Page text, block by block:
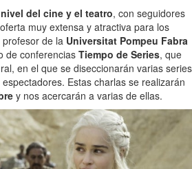
del cine y el teatro, con seguidores
muy extensa y atractiva para los
de la Universitat Pompeu Fabra
de conferencias Tiempo de Series, que
en el que se diseccionarán varias series
Estas charlas se realizarán
y nos acercarán a varias de ellas.